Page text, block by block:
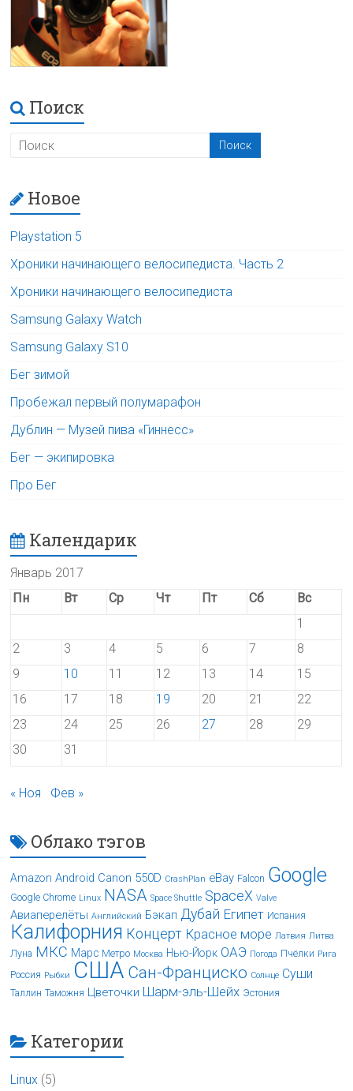
Поиск
Новое
Playstation 5
Хроники начинающего велосипедиста. Часть 2
Хроники начинающего велосипедиста
Samsung Galaxy Watch
Samsung Galaxy S10
Бег зимой
Пробежал первый полумарафон
Дублин — Музей пива «Гиннесс»
Бег — экипировка
Про Бег
Календарик
Январь 2017
Пн
Вт Ср Чт Пт Сб
Вс
1
2
3 4 5 6 7
8
9
10 11 12 13 14
15
16
17 18 19 20 21
22
23
24 25 26 27 28
29
30
31
« Ноя Фев »
Облако тэгов
Amazon Android Canon 550D CrashPlan eBay Falcon Google
Google Chrome Linux NASA Space Shuttle SpaceX Valve
Авиаперелёты Английский Бэкап Дубай Египет Испания
Калифорния Концерт Красное море Латвия Литва
Луна МКС Марс Метро Москва Нью-Йорк ОАЭ Погода Пчёлки Рига
Россия Рыбки США Сан-Франциско Солнце Суши
Таллин Таможня Цветочки Шарм-эль-Шейх Эстония
Категории
Linux (5)